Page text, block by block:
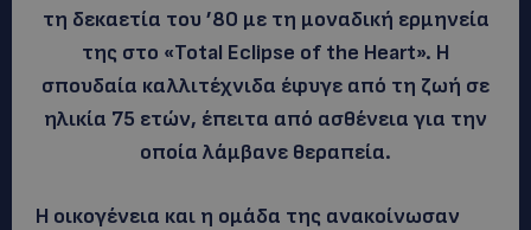
τη δεκαετία του ’80 με τη μοναδική ερμηνεία
της στο «Total Eclipse of the Heart». Η
σπουδαία καλλιτέχνιδα έφυγε από τη ζωή σε
ηλικία 75 ετών, έπειτα από ασθένεια για την
οποία λάμβανε θεραπεία.
Η οικογένεια και η ομάδα της ανακοίνωσαν